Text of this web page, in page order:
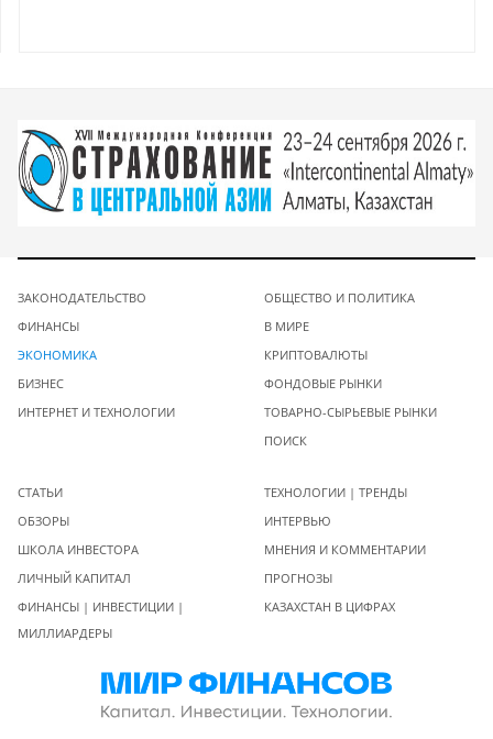
ЗАКОНОДАТЕЛЬСТВО
ФИНАНСЫ
ЭКОНОМИКА
БИЗНЕС
ИНТЕРНЕТ И ТЕХНОЛОГИИ
ОБЩЕСТВО И ПОЛИТИКА
В МИРЕ
КРИПТОВАЛЮТЫ
ФОНДОВЫЕ РЫНКИ
ТОВАРНО-СЫРЬЕВЫЕ РЫНКИ
ПОИСК
СТАТЬИ
ОБЗОРЫ
ШКОЛА ИНВЕСТОРА
ЛИЧНЫЙ КАПИТАЛ
ФИНАНСЫ | ИНВЕСТИЦИИ |
МИЛЛИАРДЕРЫ
ТЕХНОЛОГИИ | ТРЕНДЫ
ИНТЕРВЬЮ
МНЕНИЯ И КОММЕНТАРИИ
ПРОГНОЗЫ
КАЗАХСТАН В ЦИФРАХ